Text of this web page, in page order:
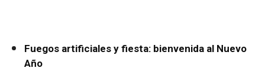
Fuegos artificiales y fiesta: bienvenida al Nuevo
Año